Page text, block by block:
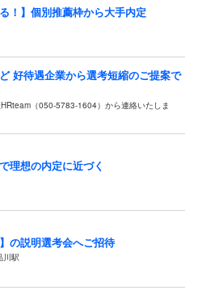
！】個別推薦枠から大手内定
好待遇企業から選考短縮のご提案で
（050-5783-1604）から連絡いたしま
理想の内定に近づく
の説明選考会へご招待
駅